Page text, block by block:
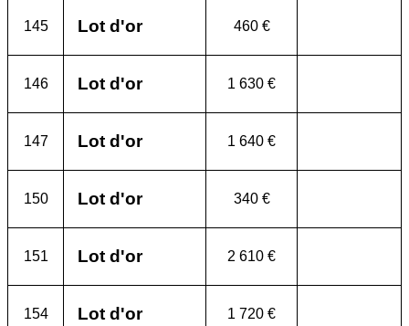
145 Lot d'or 460 €
146 Lot d'or 1 630 €
147 Lot d'or 1 640 €
150 Lot d'or 340 €
151 Lot d'or 2 610 €
154 Lot d'or 1 720 €